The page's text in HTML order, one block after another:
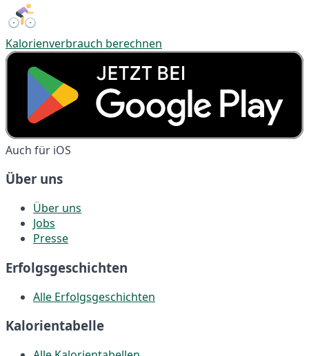
Kalorienverbrauch berechnen
Auch für iOS
Über uns
Über uns
Jobs
Presse
Erfolgsgeschichten
Alle Erfolgsgeschichten
Kalorientabelle